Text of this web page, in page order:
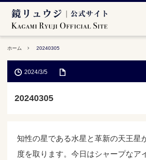
ホーム 20240305
2024/3/5
20240305
知性の星である水星と革新の天王星
度を取ります。今日はシャープなア